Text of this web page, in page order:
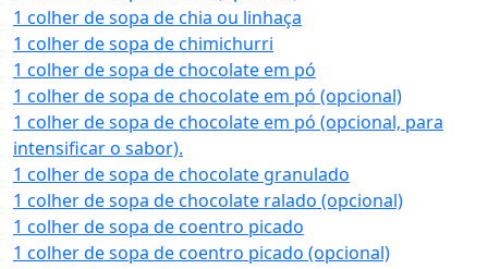
1 colher de sopa de chia ou linhaça
1 colher de sopa de chimichurri
1 colher de sopa de chocolate em pó
1 colher de sopa de chocolate em pó (opcional)
1 colher de sopa de chocolate em pó (opcional, para
intensificar o sabor).
1 colher de sopa de chocolate granulado
1 colher de sopa de chocolate ralado (opcional)
1 colher de sopa de coentro picado
1 colher de sopa de coentro picado (opcional)